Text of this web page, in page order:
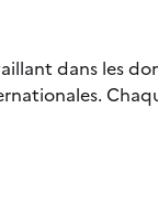
dans les